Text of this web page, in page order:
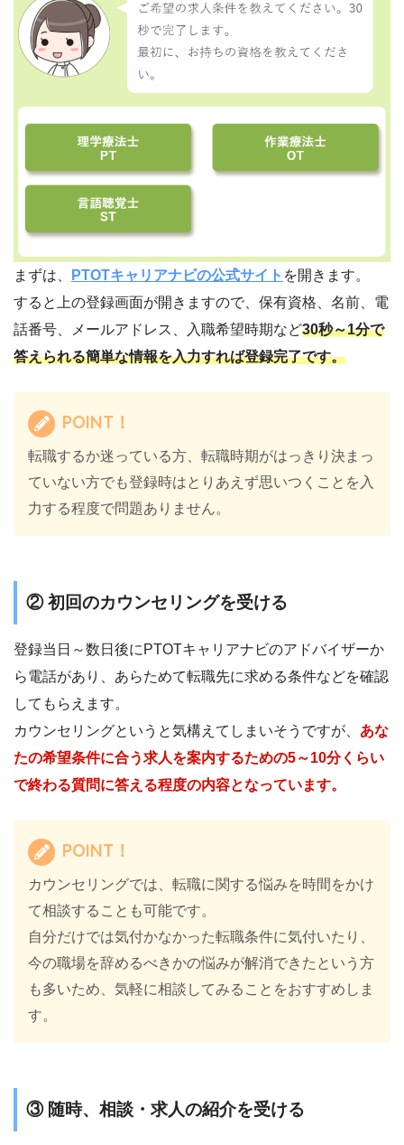
まずは、 PTOTキャリアナビの公式サイト を開きます。
すると上の登録画面が開きますので、保有資格、名前、電
話番号、メールアドレス、入職希望時期など30秒～1分で
答えられる簡単な情報を入力すれば登録完了です。
POINT！
転職するか迷っている方、転職時期がはっきり決まっ
ていない方でも登録時はとりあえず思いつくことを入
力する程度で問題ありません。
② 初回のカウンセリングを受ける
登録当日～数日後にPTOTキャリアナビのアドバイザーか
ら電話があり、あらためて転職先に求める条件などを確認
してもらえます。
カウンセリングというと気構えてしまいそうですが、 あな
たの希望条件に合う求人を案内するための5～10分くらい
で終わる質問に答える程度の内容となっています。
POINT！
カウンセリングでは、転職に関する悩みを時間をかけ
て相談することも可能です。
自分だけでは気付かなかった転職条件に気付いたり、
今の職場を辞めるべきかの悩みが解消できたという方
も多いため、気軽に相談してみることをおすすめしま
す。
③ 随時、相談・求人の紹介を受ける